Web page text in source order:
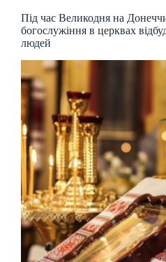
Під час Великодня на
богослужіння в церквах
людей